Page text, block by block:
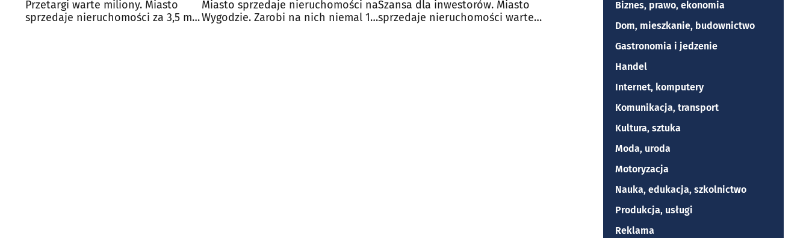
Przetargi warte miliony. Miasto
sprzedaje nieruchomości za 3,5 mln
Miasto sprzedaje nieruchomości na
Wygodzie. Zarobi na nich niemal 1,5
Szansa dla inwestorów. Miasto
sprzedaje nieruchomości warte
Biznes, prawo, ekonomia
Dom, mieszkanie, budownictwo
Gastronomia i jedzenie
Handel
Internet, komputery
Komunikacja, transport
Kultura, sztuka
Moda, uroda
Motoryzacja
Nauka, edukacja, szkolnictwo
Produkcja, usługi
Reklama